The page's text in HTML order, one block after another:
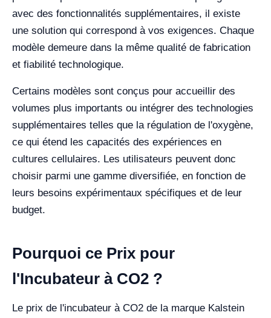
avec des fonctionnalités supplémentaires, il existe
une solution qui correspond à vos exigences. Chaque
modèle demeure dans la même qualité de fabrication
et fiabilité technologique.
Certains modèles sont conçus pour accueillir des
volumes plus importants ou intégrer des technologies
supplémentaires telles que la régulation de l'oxygène,
ce qui étend les capacités des expériences en
cultures cellulaires. Les utilisateurs peuvent donc
choisir parmi une gamme diversifiée, en fonction de
leurs besoins expérimentaux spécifiques et de leur
budget.
Pourquoi ce Prix pour
l'Incubateur à CO2 ?
Le prix de l'incubateur à CO2 de la marque Kalstein